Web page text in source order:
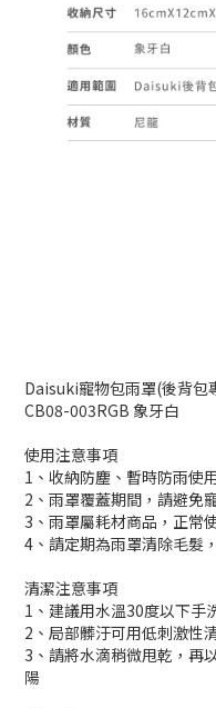
Daisuki寵物包雨罩(後背包
CB08-003RGB 象牙白
使用注意事項
1、收納防塵、暫時防雨使
2、雨罩覆蓋期間，請避免
3、雨罩屬耗材商品，正常
4、請定期為雨罩清除毛髮
清潔注意事項
1、建議用水溫30度以下手
2、局部髒汙可用低刺激性
3、請將水滴稍微甩乾，再
陽